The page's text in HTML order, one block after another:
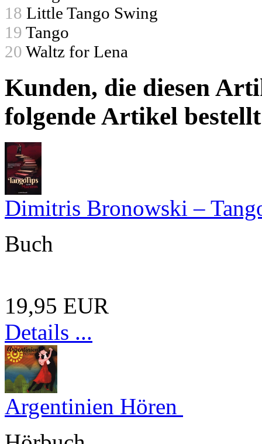
18 Little Tango Swing
19 Tango
20 Waltz for Lena
Kunden, die diesen
folgende Artikel
Dimitris Bronowski –
Buch
19,95 EUR
Details ...
Argentinien Hören